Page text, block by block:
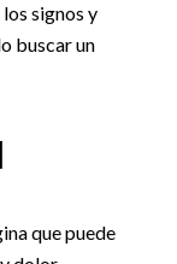
signos y
buscar un
que puede